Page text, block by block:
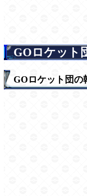
GOロケット
GOロケット団の